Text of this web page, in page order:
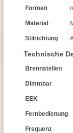
Formen
Material
Stilrichtung
Technische
Brennstellen
Dimmbar
EEK
Fernbedienung
Frequenz